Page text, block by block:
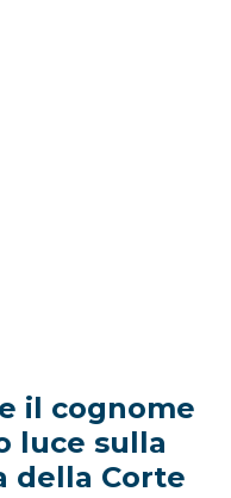
il cognome
luce sulla
della Corte